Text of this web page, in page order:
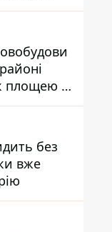
площею в
без
вже